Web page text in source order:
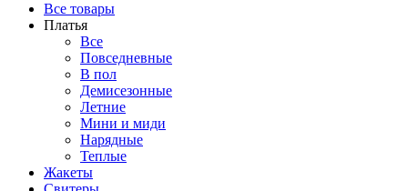
Все товары
Платья
Все
Повседневные
В пол
Демисезонные
Летние
Мини и миди
Нарядные
Теплые
Жакеты